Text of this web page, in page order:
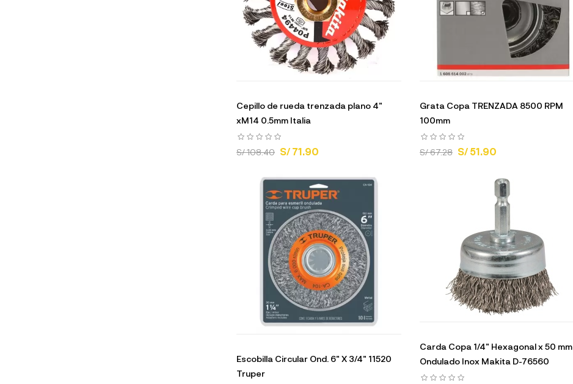
Cepillo de rueda trenzada plano 4"
xM14 0.5mm Italia
S/ 108.40 S/ 71.90
Grata Copa TRENZADA 8500 RPM
100mm
S/ 67.28 S/ 51.90
Escobilla Circular Ond. 6" X 3/4" 11520
Truper
Carda Copa 1/4" Hexagonal x 50 mm
Ondulado Inox Makita D-76560